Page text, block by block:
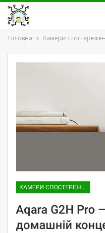
Головна Камери
КАМЕРИ СПОСТЕРЕЖЕННЯ
Aqara G2H Pro
домашній